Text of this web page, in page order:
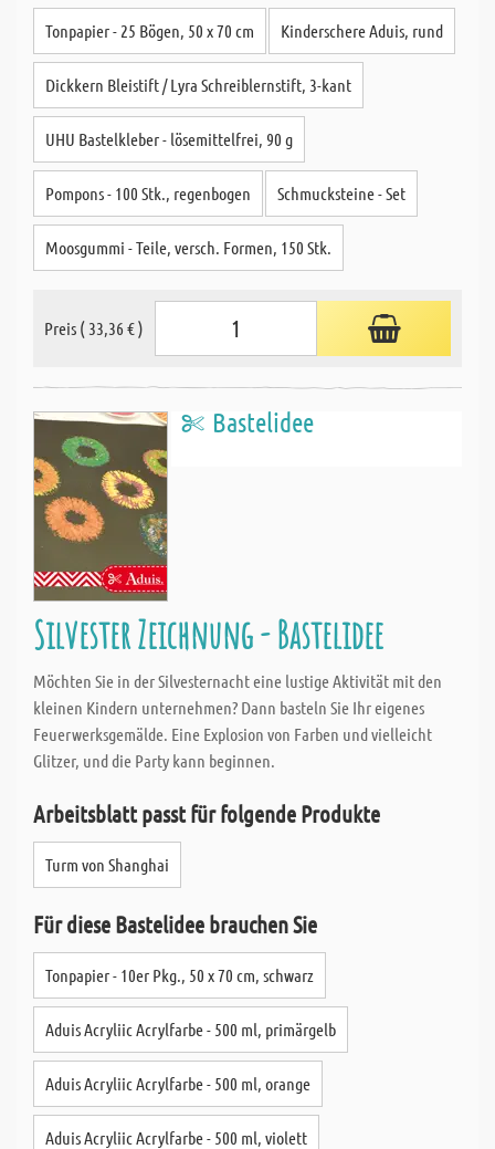
Tonpapier - 25 Bögen, 50 x 70 cm Kinderschere Aduis, rund
Dickkern Bleistift / Lyra Schreiblernstift, 3-kant
UHU Bastelkleber - lösemittelfrei, 90 g
Pompons - 100 Stk., regenbogen Schmucksteine - Set
Moosgummi - Teile, versch. Formen, 150 Stk.
Preis ( 33,36 € )
Bastelidee
Silvester Zeichnung - Bastelidee
Möchten Sie in der Silvesternacht eine lustige Aktivität mit den
kleinen Kindern unternehmen? Dann basteln Sie Ihr eigenes
Feuerwerksgemälde. Eine Explosion von Farben und vielleicht
Glitzer, und die Party kann beginnen.
Arbeitsblatt passt für folgende Produkte
Turm von Shanghai
Für diese Bastelidee brauchen Sie
Tonpapier - 10er Pkg., 50 x 70 cm, schwarz
Aduis Acryliic Acrylfarbe - 500 ml, primärgelb
Aduis Acryliic Acrylfarbe - 500 ml, orange
Aduis Acryliic Acrylfarbe - 500 ml, violett